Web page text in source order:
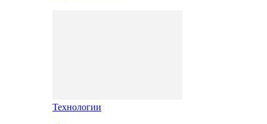
Технологии